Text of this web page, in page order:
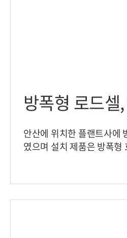
방폭형 로드
안산에 위치한 플랜트사에
였으며 설치 제품은 방폭